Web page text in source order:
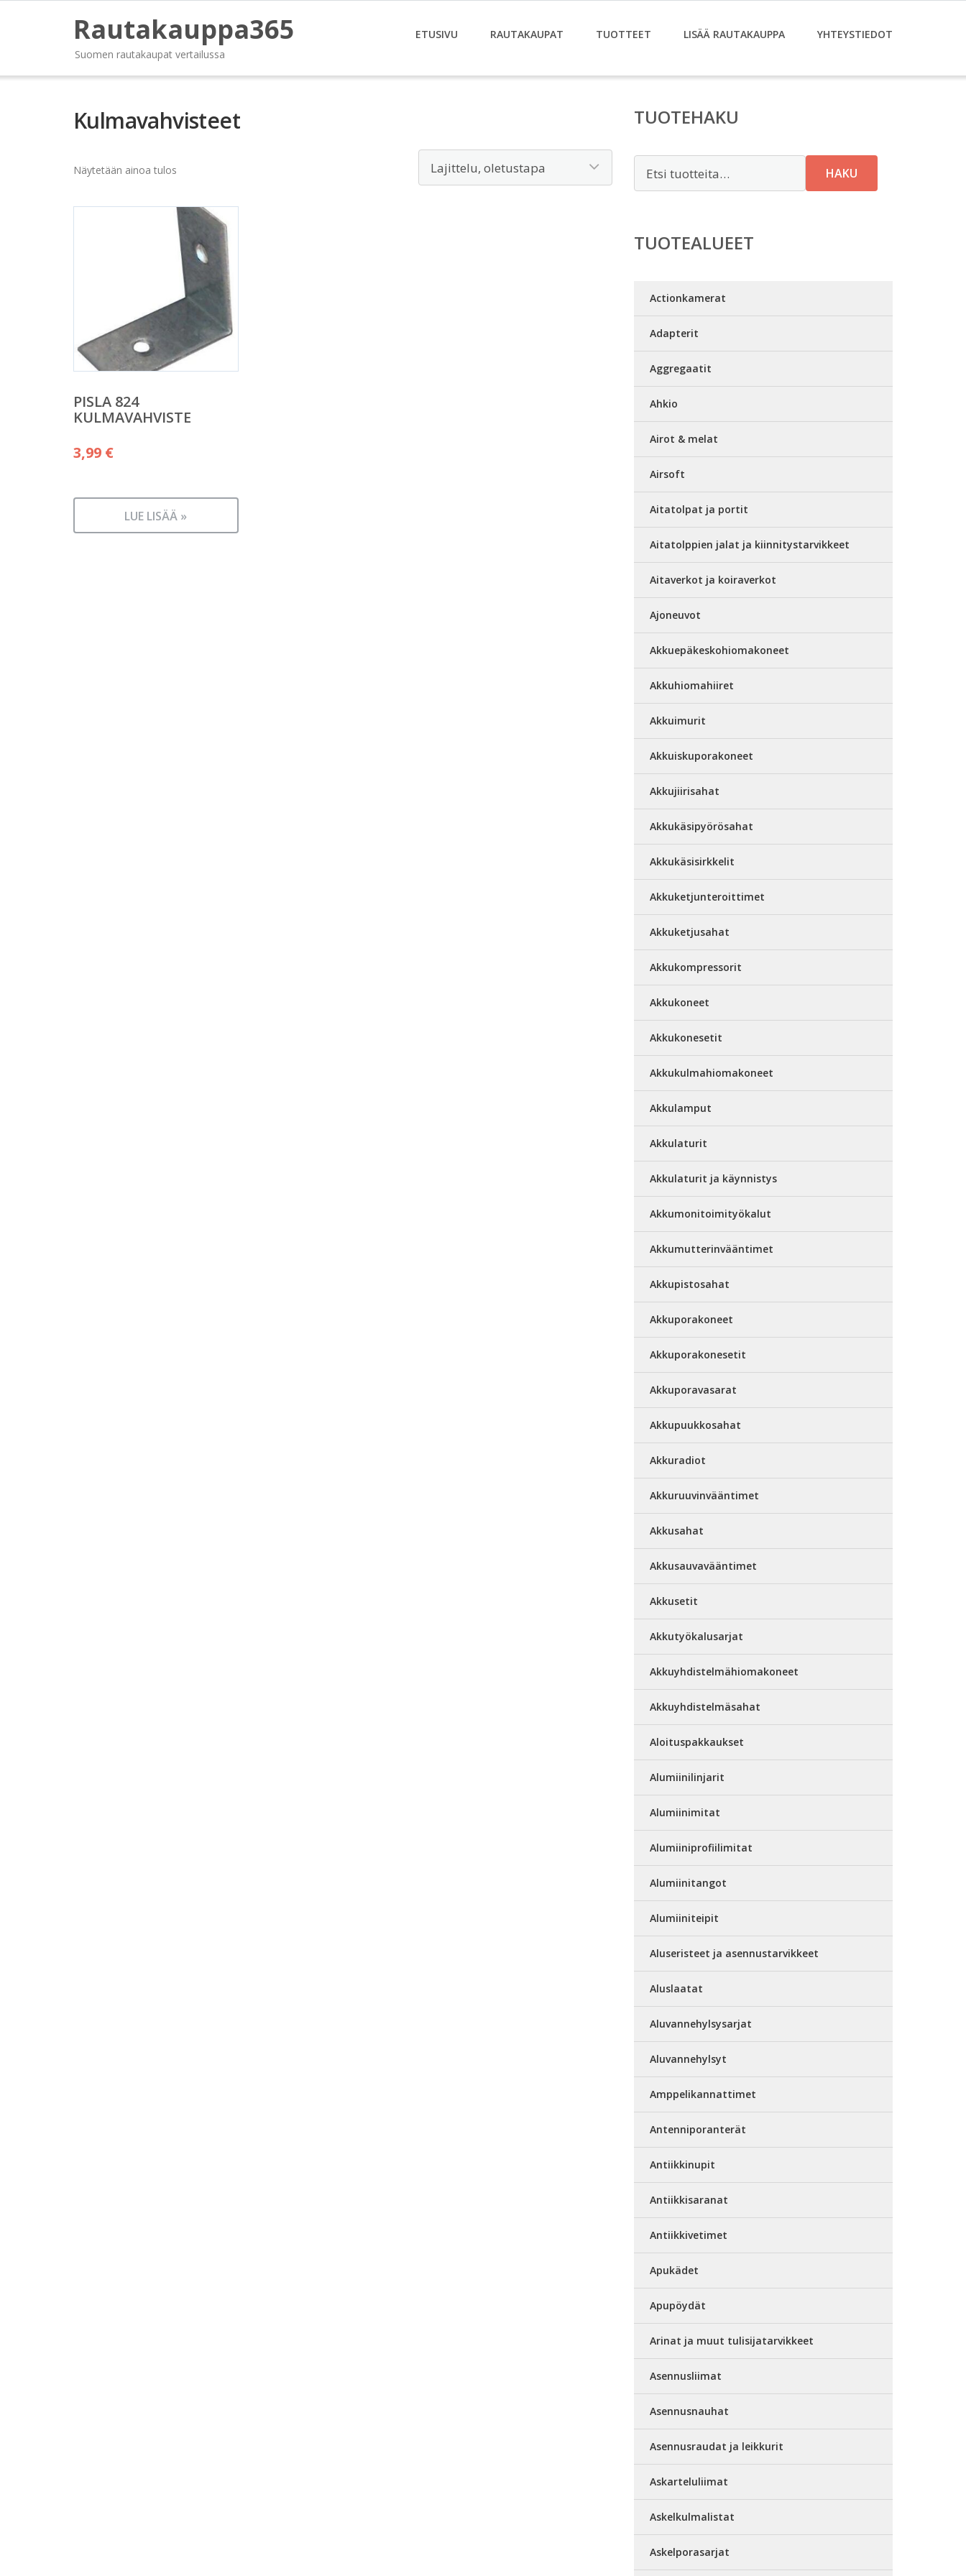
Rautakauppa365
Suomen rautakaupat vertailussa
ETUSIVU RAUTAKAUPAT TUOTTEET LISÄÄ RAUTAKAUPPA YHTEYSTIEDOT
Kulmavahvisteet
Näytetään ainoa tulos
PISLA 824
KULMAVAHVISTE
3,99 €
LUE LISÄÄ »
TUOTEHAKU
HAKU
TUOTEALUEET
Actionkamerat
Adapterit
Aggregaatit
Ahkio
Airot & melat
Airsoft
Aitatolpat ja portit
Aitatolppien jalat ja kiinnitystarvikkeet
Aitaverkot ja koiraverkot
Ajoneuvot
Akkuepäkeskohiomakoneet
Akkuhiomahiiret
Akkuimurit
Akkuiskuporakoneet
Akkujiirisahat
Akkukäsipyörösahat
Akkukäsisirkkelit
Akkuketjunteroittimet
Akkuketjusahat
Akkukompressorit
Akkukoneet
Akkukonesetit
Akkukulmahiomakoneet
Akkulamput
Akkulaturit
Akkulaturit ja käynnistys
Akkumonitoimityökalut
Akkumutterinvääntimet
Akkupistosahat
Akkuporakoneet
Akkuporakonesetit
Akkuporavasarat
Akkupuukkosahat
Akkuradiot
Akkuruuvinvääntimet
Akkusahat
Akkusauvavääntimet
Akkusetit
Akkutyökalusarjat
Akkuyhdistelmähiomakoneet
Akkuyhdistelmäsahat
Aloituspakkaukset
Alumiinilinjarit
Alumiinimitat
Alumiiniprofiilimitat
Alumiinitangot
Alumiiniteipit
Aluseristeet ja asennustarvikkeet
Aluslaatat
Aluvannehylsysarjat
Aluvannehylsyt
Amppelikannattimet
Antenniporanterät
Antiikkinupit
Antiikkisaranat
Antiikkivetimet
Apukädet
Apupöydät
Arinat ja muut tulisijatarvikkeet
Asennusliimat
Asennusnauhat
Asennusraudat ja leikkurit
Askarteluliimat
Askelkulmalistat
Askelporasarjat